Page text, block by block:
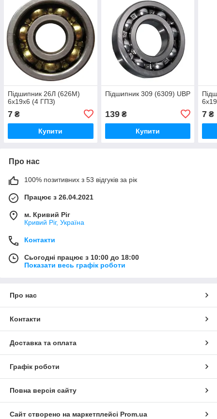
Підшипник 26Л (626M)
6х19х6 (4 ГПЗ)
7 ₴
Купити
Підшипник 309 (6309) UBP
139₴
Купити
7 ₴
Про нас
100% позитивних з 53 відгуків за рік
Працює з 26.04.2021
м. Кривий Ріг
Кривий Ріг, Україна
Контакти
Сьогодні працює з 10:00 до 18:00
Показати весь графік роботи
Про нас
Контакти
Доставка та оплата
Графік роботи
Повна версія сайту
Сайт створено на маркетплейсі Prom.ua